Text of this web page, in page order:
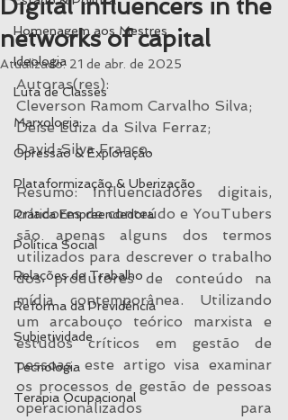
Homenagem aos Mestres
Ideologia
Luta de Classes
Marxologia
Opressão & Exploração
Plataformização & Uberização
Prática Empreendedora
Política Social
Relações de Trabalho
Reforma da Previdência
Subjetividade
Tecnologia
Terapia Ocupacional
Digital influencers in the
networks of capital
Atualizado: 21 de abr. de 2025
Autoras(res):
Cleverson Ramom Carvalho Silva;
Deise Luiza da Silva Ferraz;
David Silva Franco.
Resumo: Influenciadores digitais,
criadores de conteúdo e YouTubers
são apenas alguns dos termos
utilizados para descrever o trabalho
dos produtores de conteúdo na
mídia contemporânea. Utilizando
um arcabouço teórico marxista e
estudos críticos em gestão de
pessoas, este artigo visa examinar
os processos de gestão de pessoas
operacionalizados para